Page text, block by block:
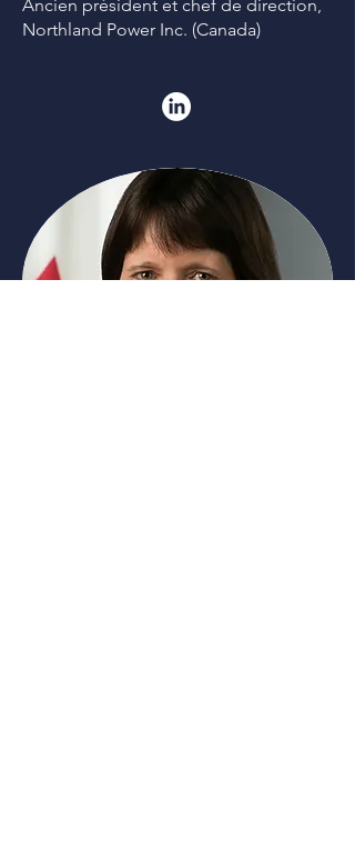
Ancien président et chef de direction,
Northland Power Inc. (Canada)